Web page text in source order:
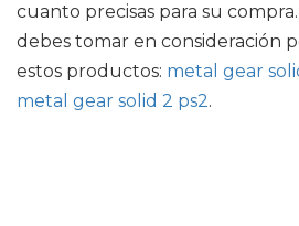
cuanto precisas para su
debes tomar en consideración
estos productos: metal gear
metal gear solid 2 ps2.